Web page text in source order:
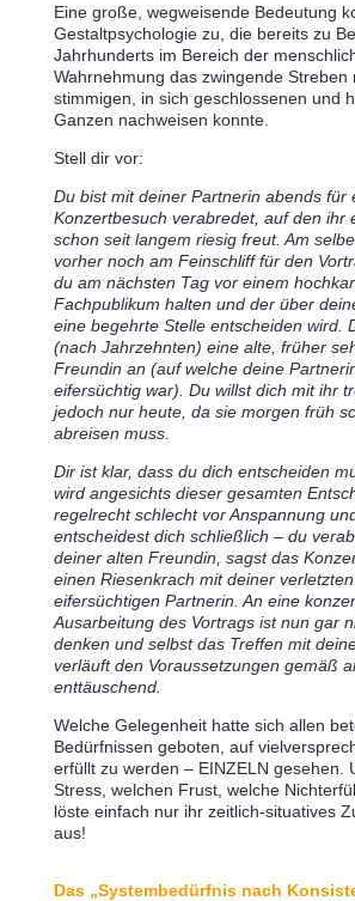
Eine große, wegweisende Bedeutung
Gestaltpsychologie zu, die bereits zu
Jahrhunderts im Bereich der
Wahrnehmung das zwingende Streben
stimmigen, in sich geschlossenen und
Ganzen nachweisen konnte.
Stell dir vor:
Du bist mit deiner Partnerin abends für
Konzertbesuch verabredet, auf den ihr
schon seit langem riesig freut. Am
vorher noch am Feinschliff für den
du am nächsten Tag vor einem
Fachpublikum halten und der über
eine begehrte Stelle entscheiden wird.
(nach Jahrzehnten) eine alte, früher
Freundin an (auf welche deine
eifersüchtig war). Du willst dich mit ihr
jedoch nur heute, da sie morgen früh
abreisen muss.
Dir ist klar, dass du dich entscheiden
wird angesichts dieser gesamten
regelrecht schlecht vor Anspannung
entscheidest dich schließlich ‒ du
deiner alten Freundin, sagst das
einen Riesenkrach mit deiner
eifersüchtigen Partnerin. An eine
Ausarbeitung des Vortrags ist nun gar
denken und selbst das Treffen mit
verläuft den Voraussetzungen gemäß
enttäuschend.
Welche Gelegenheit hatte sich allen
Bedürfnissen geboten, auf
erfüllt zu werden ‒ EINZELN gesehen.
Stress, welchen Frust, welche
löste einfach nur ihr zeitlich-situatives
aus!
Das „Systembedürfnis nach